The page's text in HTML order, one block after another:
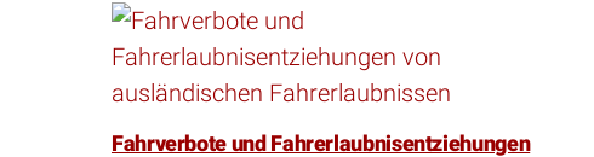
Fahrverbote und Fahrerlaubnisentziehungen